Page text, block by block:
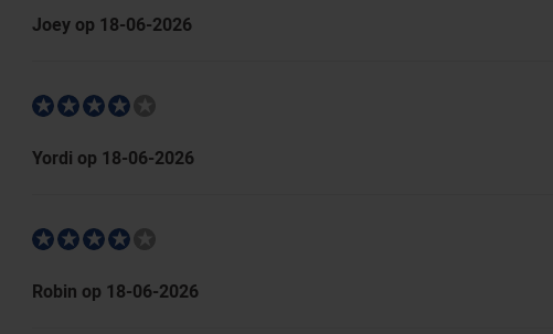
Joey op 18-06-2026
Yordi op 18-06-2026
Robin op 18-06-2026